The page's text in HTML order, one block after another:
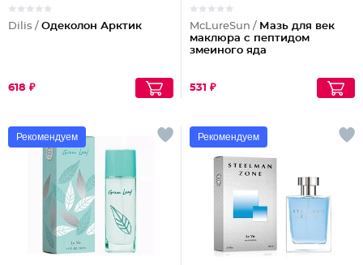
Dilis / Одеколон Арктик
618 ₽
McLureSun / Мазь для век
маклюра с пептидом
змеиного яда
531 ₽
Рекомендуем Рекомендуем